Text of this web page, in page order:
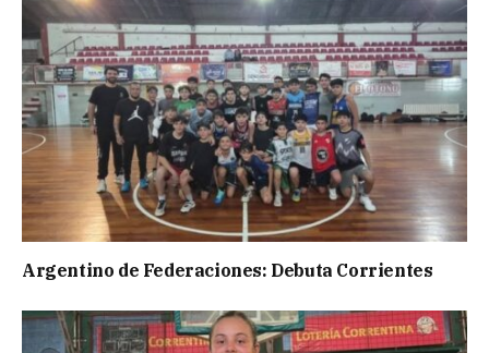
Argentino de Federaciones: Debuta Corrientes